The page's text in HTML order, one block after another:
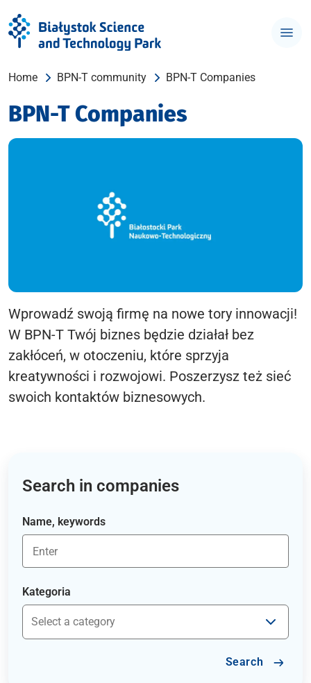
Home BPN-T community BPN-T Companies
BPN-T Companies
Wprowadź swoją firmę na nowe tory innowacji!
W BPN-T Twój biznes będzie działał bez
zakłóceń, w otoczeniu, które sprzyja
kreatywności i rozwojowi. Poszerzysz też sieć
swoich kontaktów biznesowych.
Search in companies
Name, keywords
Kategoria
Search